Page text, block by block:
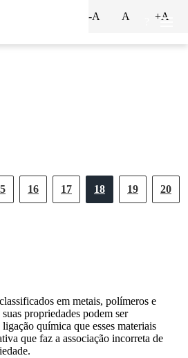
16 17 18 19 20
-A A +A
em metais, polímeros e
propriedades podem ser
química que esses materiais
que faz a associação incorreta de